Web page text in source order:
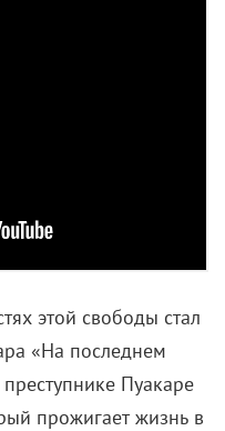
этой свободы стал
«На последнем
Пуакаре
прожигает жизнь в